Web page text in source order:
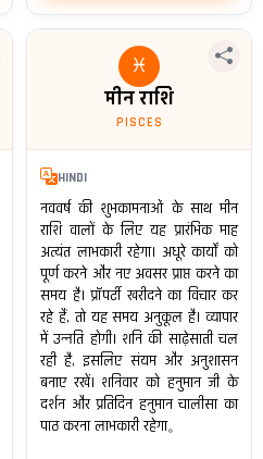
♓
मीन राशि
PISCES
HINDI
नववर्ष की शुभकामनाओं के साथ मीन
राशि वालों के लिए यह प्रारंभिक माह
अत्यंत लाभकारी रहेगा। अधूरे कार्यों को
पूर्ण करने और नए अवसर प्राप्त करने का
समय है। प्रॉपर्टी खरीदने का विचार कर
रहे हैं, तो यह समय अनुकूल है। व्यापार
में उन्नति होगी। शनि की साढ़ेसाती चल
रही है, इसलिए संयम और अनुशासन
बनाए रखें। शनिवार को हनुमान जी के
दर्शन और प्रतिदिन हनुमान चालीसा का
पाठ करना लाभकारी रहेगा。